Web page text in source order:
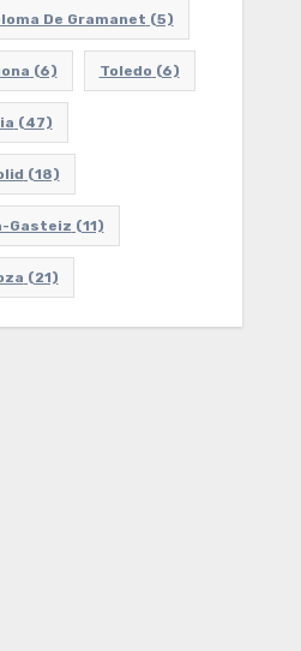
De Gramanet (5)
(6) Toledo (6)
(47)
(18)
Gasteiz (11)
(21)